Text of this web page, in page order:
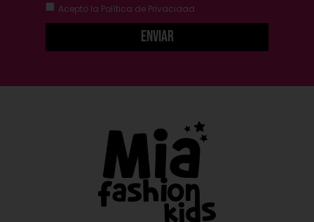
Acepto la Política de Privacidad
Enviar